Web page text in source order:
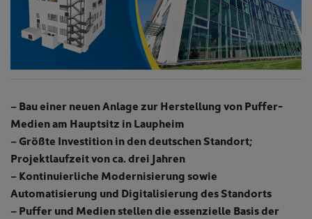
– Bau einer neuen Anlage zur Herstellung von Puffer-
Medien am Hauptsitz in Laupheim
– Größte Investition in den deutschen Standort;
Projektlaufzeit von ca. drei Jahren
– Kontinuierliche Modernisierung sowie
Automatisierung und Digitalisierung des Standorts
– Puffer und Medien stellen die essenzielle Basis der